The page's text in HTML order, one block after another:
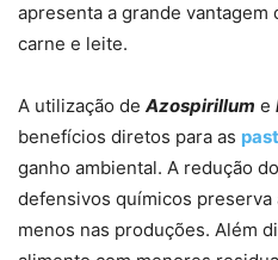
apresenta a grande
carne e leite.
A utilização de Azospirillum e
benefícios diretos para as
ganho ambiental. A redução
defensivos químicos preserva
menos nas produções. Além